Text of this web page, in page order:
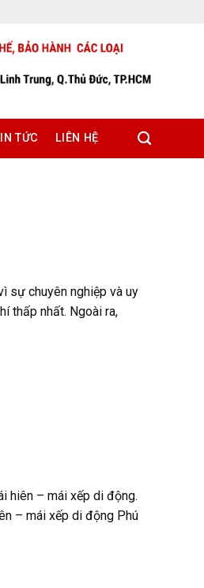
TỨC LIÊN HỆ
sự chuyên nghiệp và uy
thấp nhất. Ngoài ra,
hiên – mái xếp di động.
– mái xếp di động Phú